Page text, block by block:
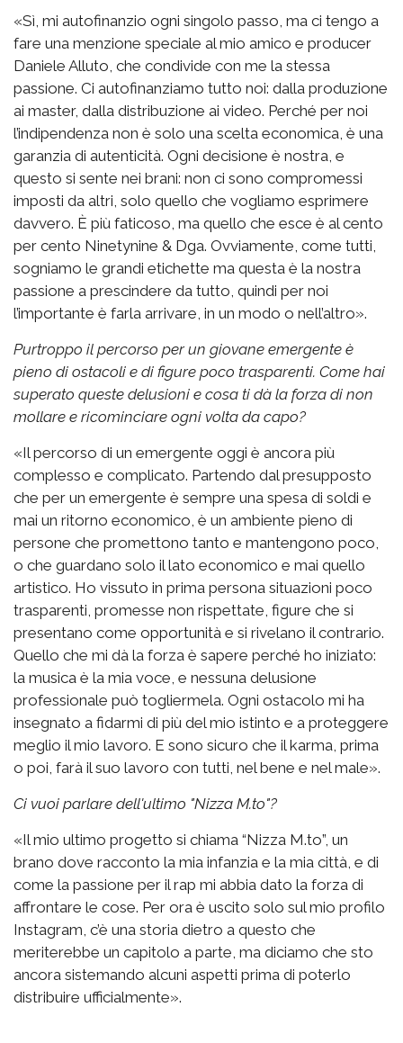
«Sì, mi autofinanzio ogni singolo passo, ma ci tengo a
fare una menzione speciale al mio amico e producer
Daniele Alluto, che condivide con me la stessa
passione. Ci autofinanziamo tutto noi: dalla produzione
ai master, dalla distribuzione ai video. Perché per noi
l’indipendenza non è solo una scelta economica, è una
garanzia di autenticità. Ogni decisione è nostra, e
questo si sente nei brani: non ci sono compromessi
imposti da altri, solo quello che vogliamo esprimere
davvero. È più faticoso, ma quello che esce è al cento
per cento Ninetynine & Dga. Ovviamente, come tutti,
sogniamo le grandi etichette ma questa è la nostra
passione a prescindere da tutto, quindi per noi
l’importante è farla arrivare, in un modo o nell’altro».
Purtroppo il percorso per un giovane emergente è
pieno di ostacoli e di figure poco trasparenti. Come hai
superato queste delusioni e cosa ti dà la forza di non
mollare e ricominciare ogni volta da capo?
«Il percorso di un emergente oggi è ancora più
complesso e complicato. Partendo dal presupposto
che per un emergente è sempre una spesa di soldi e
mai un ritorno economico, è un ambiente pieno di
persone che promettono tanto e mantengono poco,
o che guardano solo il lato economico e mai quello
artistico. Ho vissuto in prima persona situazioni poco
trasparenti, promesse non rispettate, figure che si
presentano come opportunità e si rivelano il contrario.
Quello che mi dà la forza è sapere perché ho iniziato:
la musica è la mia voce, e nessuna delusione
professionale può togliermela. Ogni ostacolo mi ha
insegnato a fidarmi di più del mio istinto e a proteggere
meglio il mio lavoro. E sono sicuro che il karma, prima
o poi, farà il suo lavoro con tutti, nel bene e nel male».
Ci vuoi parlare dell'ultimo "Nizza M.to"?
«Il mio ultimo progetto si chiama “Nizza M.to”, un
brano dove racconto la mia infanzia e la mia città, e di
come la passione per il rap mi abbia dato la forza di
affrontare le cose. Per ora è uscito solo sul mio profilo
Instagram, c’è una storia dietro a questo che
meriterebbe un capitolo a parte, ma diciamo che sto
ancora sistemando alcuni aspetti prima di poterlo
distribuire ufficialmente».